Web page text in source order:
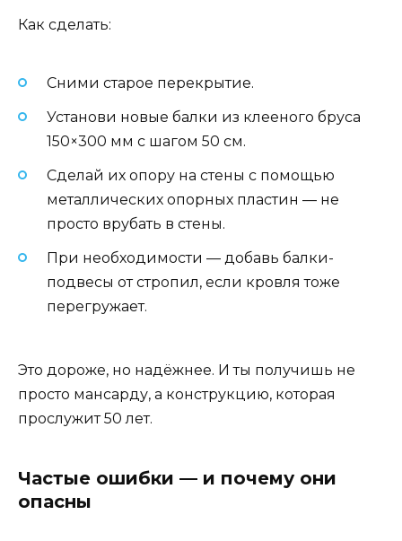
Как сделать:
Сними старое перекрытие.
Установи новые балки из клееного бруса
150×300 мм с шагом 50 см.
Сделай их опору на стены с помощью
металлических опорных пластин — не
просто врубать в стены.
При необходимости — добавь балки-
подвесы от стропил, если кровля тоже
перегружает.
Это дороже, но надёжнее. И ты получишь не
просто мансарду, а конструкцию, которая
прослужит 50 лет.
Частые ошибки — и почему они
опасны